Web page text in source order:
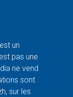
un
pas une
ne vend
sont
sur les